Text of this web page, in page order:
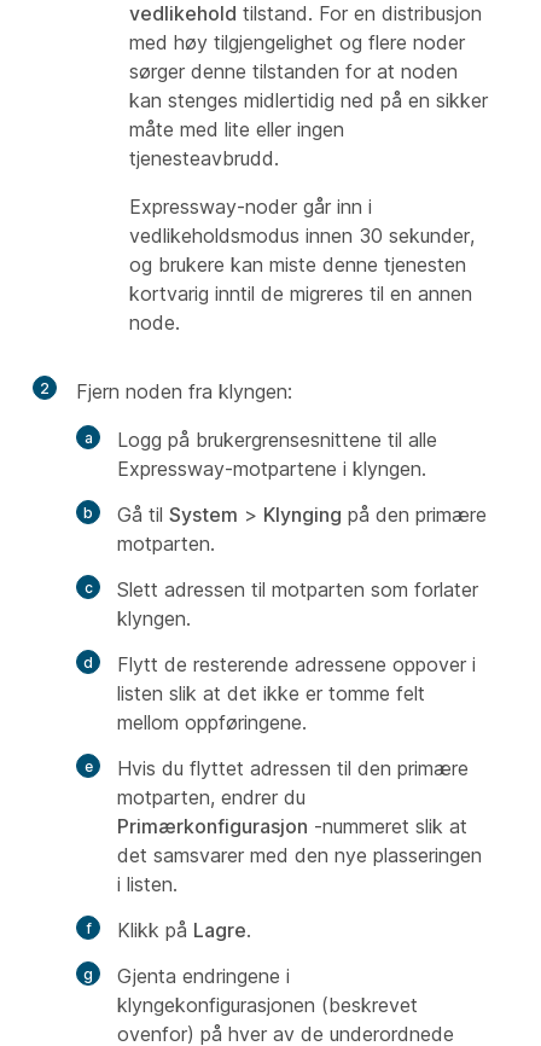
vedlikehold tilstand. For en distribusjon
med høy tilgjengelighet og flere noder
sørger denne tilstanden for at noden
kan stenges midlertidig ned på en sikker
måte med lite eller ingen
tjenesteavbrudd.
Expressway-noder går inn i
vedlikeholdsmodus innen 30 sekunder,
og brukere kan miste denne tjenesten
kortvarig inntil de migreres til en annen
node.
2
Fjern noden fra klyngen:
Logg på brukergrensesnittene til alle
Expressway-motpartene i klyngen.
Gå til System > Klynging på den primære
motparten.
Slett adressen til motparten som forlater
klyngen.
Flytt de resterende adressene oppover i
listen slik at det ikke er tomme felt
mellom oppføringene.
Hvis du flyttet adressen til den primære
motparten, endrer du
Primærkonfigurasjon -nummeret slik at
det samsvarer med den nye plasseringen
i listen.
Klikk på Lagre.
Gjenta endringene i
klyngekonfigurasjonen (beskrevet
ovenfor) på hver av de underordnede